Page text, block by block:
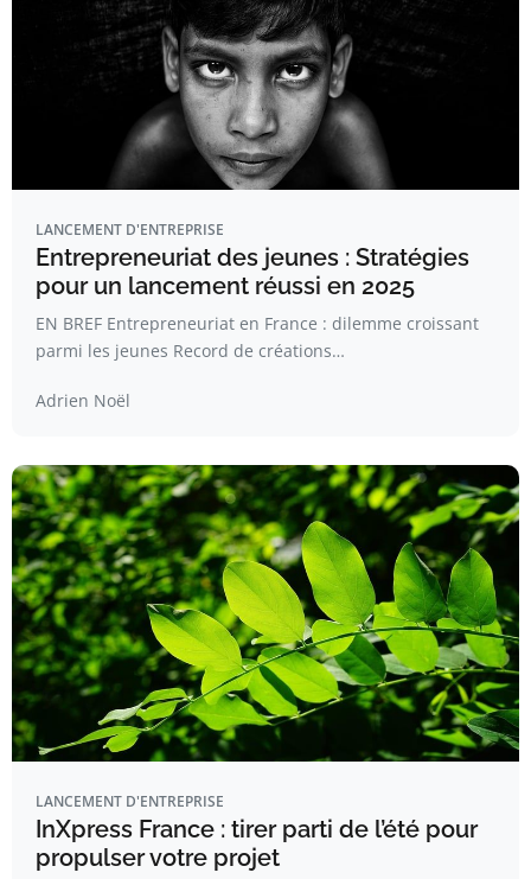
LANCEMENT D'ENTREPRISE
Entrepreneuriat des jeunes : Stratégies
pour un lancement réussi en 2025
EN BREF Entrepreneuriat en France : dilemme croissant
parmi les jeunes Record de créations…
Adrien Noël
LANCEMENT D'ENTREPRISE
InXpress France : tirer parti de l’été pour
propulser votre projet